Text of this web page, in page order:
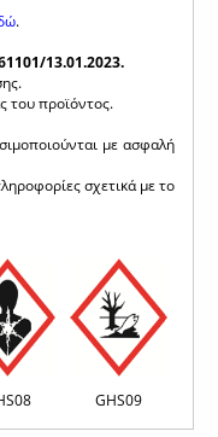
.
13.01.2023.
του προϊόντος.
με ασφαλή
σχετικά με το
GHS09